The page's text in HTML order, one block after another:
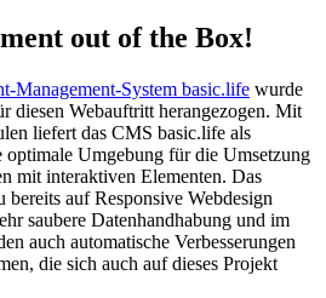
out of the Box!
Management-System basic.life wurde
diesen Webauftritt herangezogen. Mit
liefert das CMS basic.life als
optimale Umgebung für die Umsetzung
mit interaktiven Elementen. Das
bereits auf Responsive Webdesign
saubere Datenhandhabung und im
auch automatische Verbesserungen
die sich auch auf dieses Projekt